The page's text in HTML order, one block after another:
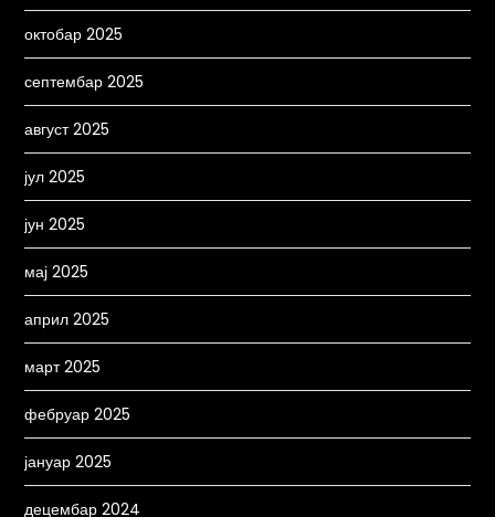
октобар 2025
септембар 2025
август 2025
јул 2025
јун 2025
мај 2025
април 2025
март 2025
фебруар 2025
јануар 2025
децембар 2024